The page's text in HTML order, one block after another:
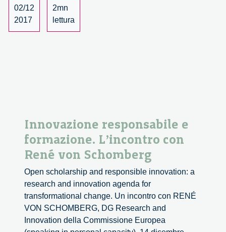
A
meeting
with
02/12
2017
2mn
lettura
Innovazione responsabile e
formazione. L’incontro con
René von Schomberg
Open scholarship and responsible innovation: a
research and innovation agenda for
transformational change. Un incontro con RENÉ
VON SCHOMBERG, DG Research and
Innovation della Commissione Europea